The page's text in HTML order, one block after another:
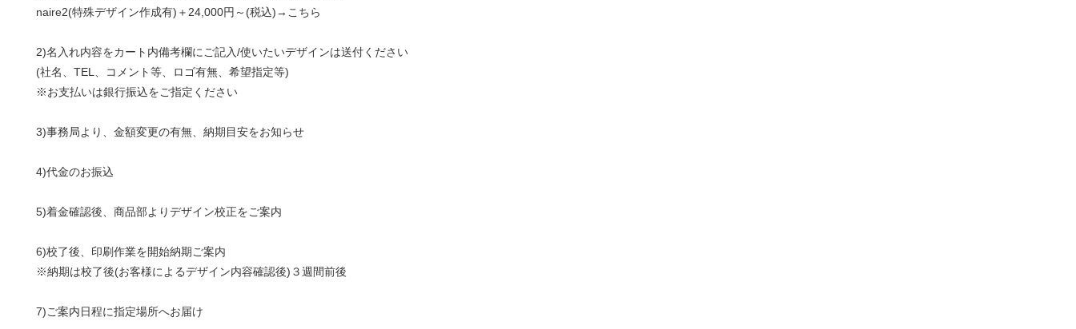
naire2(特殊デザイン作成有)＋24,000円～(税込)→ こちら
2)名入れ内容をカート内備考欄にご記入/使いたいデザインは送付ください
(社名、TEL、コメント等、ロゴ有無、希望指定等)
※お支払いは銀行振込をご指定ください
3)事務局より、金額変更の有無、納期目安をお知らせ
4)代金のお振込
5)着金確認後、商品部よりデザイン校正をご案内
6)校了後、印刷作業を開始納期ご案内
※納期は校了後(お客様によるデザイン内容確認後)３週間前後
7)ご案内日程に指定場所へお届け